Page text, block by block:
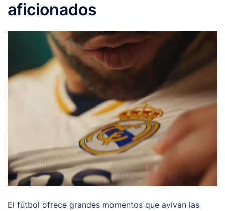
aficionados
El fútbol ofrece grandes momentos que avivan las